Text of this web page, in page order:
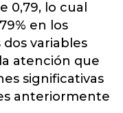
0,79, lo cual
en los
variables
atención que
significativas
anteriormente